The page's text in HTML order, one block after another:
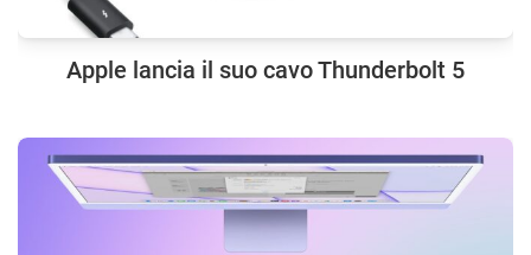
Apple lancia il suo cavo Thunderbolt 5